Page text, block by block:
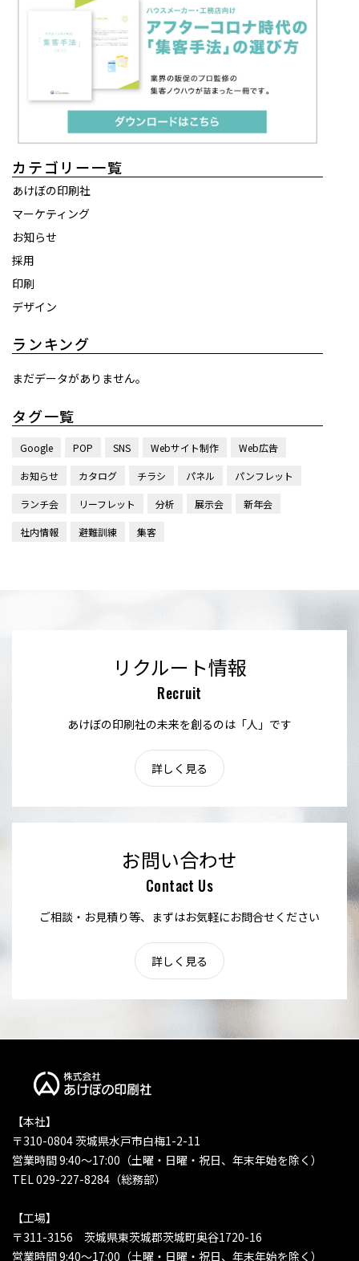
カテゴリー一覧
あけぼの印刷社
マーケティング
お知らせ
採用
印刷
デザイン
ランキング
まだデータがありません。
タグ一覧
Google POP SNS Webサイト制作 Web広告
お知らせ カタログ チラシ パネル パンフレット
ランチ会 リーフレット 分析 展示会 新年会
社内情報 避難訓練 集客
リクルート情報
Recruit
あけぼの印刷社の未来を創るのは「人」です
詳しく見る
お問い合わせ
Contact Us
ご相談・お見積り等、まずはお気軽にお問合せください
詳しく見る
【本社】
〒310-0804 茨城県水戸市白梅1-2-11
営業時間 9:40〜17:00（土曜・日曜・祝日、年末年始を除く）
TEL 029-227-8284（総務部）
【工場】
〒311-3156 茨城県東茨城郡茨城町奥谷1720-16
営業時間 9:40〜17:00（土曜・日曜・祝日、年末年始を除く）